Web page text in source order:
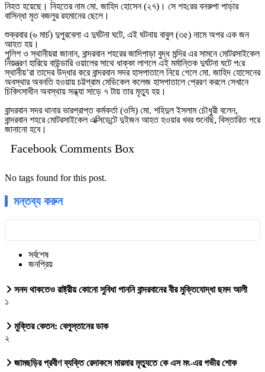
নিহত হয়েছে। নিহতের নাম মো. জাহিদ হোসেন (২৭)। সে শহ‌রের বনরুপা পাড়ার
বা‌সিন্ধা মৃত বজলুর রহমানের ছেলে।
শুক্রবার (৬ মার্চ) দুপুরবেলা এ দুর্ঘটনা ঘটে, এই ঘটনায় বাবুল (৩৫) নামে অপর এক জন
আহত হয়।
পুলিশ ও স্থানীয়রা জানান, বান্দরবান শহরের জাদিপাড়া বুদ্ধ মন্দির এর সামনে মোটরসাইকেল
নিয়ন্ত্রণ হারিয়ে বাউন্ডারি ওয়ালের সাথে ধাক্কা লাগলে এই মর্মান্তিক দুর্ঘটনা ঘটে প‌রে
স্থানীয়’রা তাদের উদ্ধার করে বান্দরবান সদর হাসপাতালে নিয়ে গেলে মো. জাহিদ হোসেনের
অবস্থার অবনতি হওয়ায় চট্টগ্রাম মেডিকেল কলেজ হাসপাতালে প্রেরণ করলে সেখানে
চিকিৎসাধীন অবস্থায় সন্ধ্যা সাড়ে ৭ টায় তার মৃত্যু হয়।
বান্দরবান সদর থানার ভারপ্রাপ্ত কর্মকর্তা (ওসি) মো. শহিদুল ইসলাম চৌধুরী বলেন,
বান্দরবান শহরে মোটরসাইকেল এক্সিডেন্টে দুইজন আহত হওয়ার খবর শুনেছি, বিস্তারিত পরে
জানানো হবে।
Facebook Comments Box
No tags found for this post.
মন্তব্য করুন
সর্বশেষ
জনপ্রিয়
সনদ থাকতেও রাষ্ট্রীয় কোনো সুবিধা পাননি বান্দরবানের বীর মুক্তিযোদ্ধা ছমদ আলী
১
মুক্তির কেতন: বেলুস্তানের ডাক
২
জামছড়ির প্রবীণ ব্যক্তি রেদাকসে মারমার মৃত্যুতে কে এস মং-এর গভীর শোক